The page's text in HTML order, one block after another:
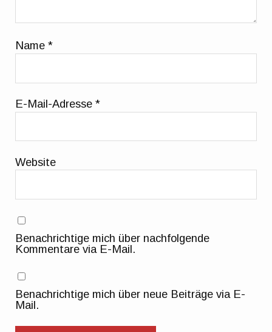
Name*
E-Mail-Adresse*
Website
Benachrichtige mich über nachfolgende
Kommentare via E-Mail.
Benachrichtige mich über neue Beiträge via E-
Mail.